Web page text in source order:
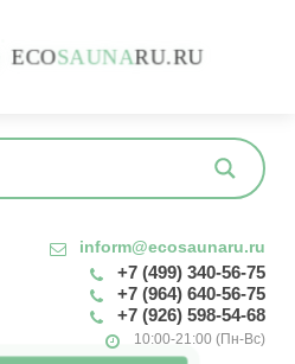
ECOSAUNARU.RU
inform@ecosaunaru.ru
+7 (499) 340-56-75
+7 (964) 640-56-75
+7 (926) 598-54-68
10:00-21:00 (Пн-Вс)